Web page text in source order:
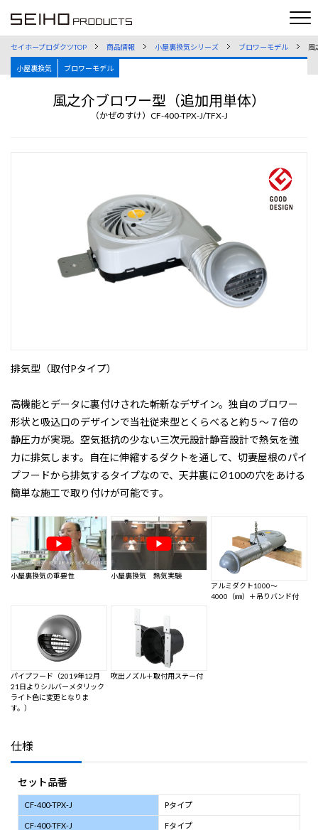
セイホープロダクツTOP 商品情報 小屋裏換気シリーズ ブロワーモデル 風
小屋裏換気 ブロワーモデル
風之介ブロワー型（追加用単体）
（かぜのすけ）CF-400-TPX-J/TFX-J
排気型（取付Pタイプ）
高機能とデータに裏付けされた斬新なデザイン。独自のブロワー
形状と吸込口のデザインで当社従来型とくらべると約５～７倍の
静圧力が実現。空気抵抗の少ない三次元設計静音設計で熱気を強
力に排気します。自在に伸縮するダクトを通して、切妻屋根のパイ
プフードから排気するタイプなので、天井裏に∅100の穴をあける
簡単な施工で取り付けが可能です。
小屋裏換気の重要性
小屋裏換気 熱気実験
アルミダクト1000～
4000（㎜）＋吊りバンド付
パイプフード（2019年12月
21日よりシルバーメタリック
ライト色に変更となりま
す。）
吹出ノズル＋取付用ステー付
仕様
セット品番
CF-400-TPX-J Pタイプ
CF-400-TFX-J Fタイプ